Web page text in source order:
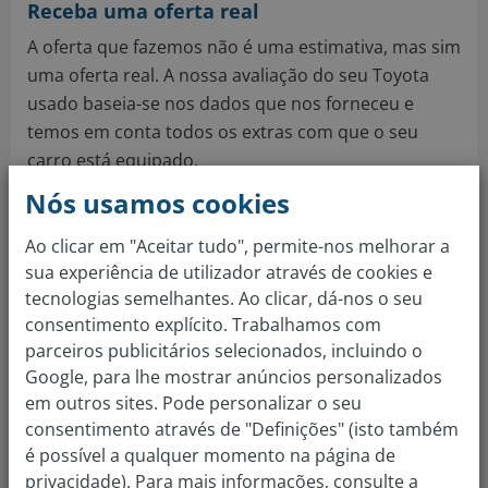
Receba uma oferta real
A oferta que fazemos não é uma estimativa, mas sim
uma oferta real. A nossa avaliação do seu Toyota
usado baseia-se nos dados que nos forneceu e
temos em conta todos os extras com que o seu
carro está equipado.
Confirme o valor do seu carro
Para finalizar a nossa avaliação, faça um
agendamento para uma das nossas sucursais para
que possa comprovar o estado do carro com um
dos nossos especialistas e confirmar ou ajustar a
oferta pelo seu Toyota.
Receba o pagamento
Se a avaliação do seu Toyota está de acordo com as
suas expetativas, pode decidir vendê-lo e receber o
Nós usamos cookies
Ao clicar em "Aceitar tudo", permite-nos melhorar a
sua experiência de utilizador através de cookies e
tecnologias semelhantes. Ao clicar, dá-nos o seu
consentimento explícito. Trabalhamos com
parceiros publicitários selecionados, incluindo o
Google, para lhe mostrar anúncios personalizados
em outros sites. Pode personalizar o seu
consentimento através de "Definições" (isto também
é possível a qualquer momento na página de
privacidade). Para mais informações, consulte a